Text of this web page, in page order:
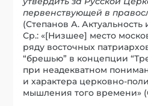
первенствующей в
(Степанов А.
Ср.: «[Низшее] место
ряду восточных
“брешью” в концепции
при неадекватном
и характера церковно-
мышления того времени»